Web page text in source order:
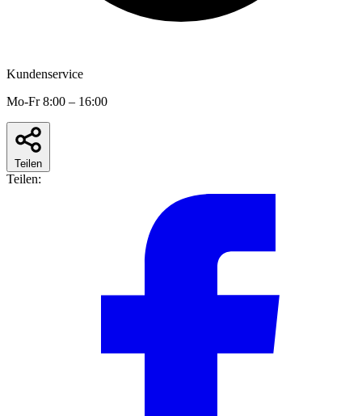
Kundenservice
Mo-Fr 8:00 – 16:00
Teilen
Teilen: